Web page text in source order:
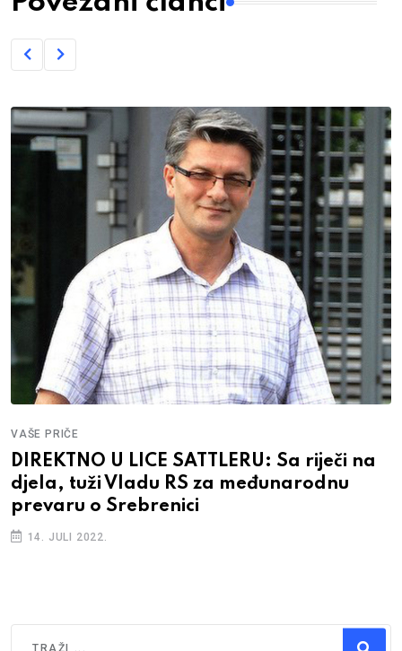
VAŠE PRIČE
DIREKTNO U LICE SATTLERU: Sa riječi na
djela, tuži Vladu RS za međunarodnu
prevaru o Srebrenici
14. JULI 2022.